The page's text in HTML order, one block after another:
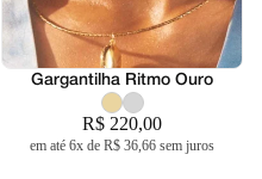
Gargantilha Ritmo Ouro
R$ 220,00
em até 6x de R$ 36,66 sem juros